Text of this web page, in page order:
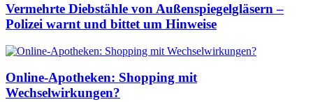
Vermehrte Diebstähle von Außenspiegelgläsern –
Polizei warnt und bittet um Hinweise
Online-Apotheken: Shopping mit
Wechselwirkungen?